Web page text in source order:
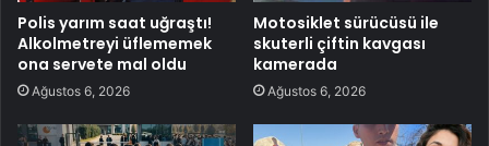
Polis yarım saat uğraştı!
Alkolmetreyi üflememek
ona servete mal oldu
Ağustos 6, 2026
Motosiklet sürücüsü ile
skuterli çiftin kavgası
kamerada
Ağustos 6, 2026